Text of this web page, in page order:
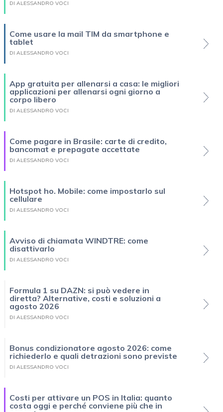
DI ALESSANDRO VOCI
Come usare la mail TIM da smartphone e
tablet
DI ALESSANDRO VOCI
App gratuita per allenarsi a casa: le migliori
applicazioni per allenarsi ogni giorno a
corpo libero
DI ALESSANDRO VOCI
Come pagare in Brasile: carte di credito,
bancomat e prepagate accettate
DI ALESSANDRO VOCI
Hotspot ho. Mobile: come impostarlo sul
cellulare
DI ALESSANDRO VOCI
Avviso di chiamata WINDTRE: come
disattivarlo
DI ALESSANDRO VOCI
Formula 1 su DAZN: si può vedere in
diretta? Alternative, costi e soluzioni a
agosto 2026
DI ALESSANDRO VOCI
Bonus condizionatore agosto 2026: come
richiederlo e quali detrazioni sono previste
DI ALESSANDRO VOCI
Costi per attivare un POS in Italia: quanto
costa oggi e perché conviene più che in